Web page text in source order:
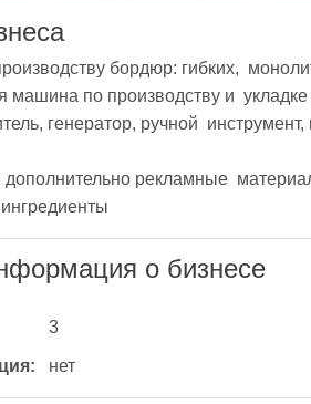
бордюр: гибких,
машина по производству и
генератор, ручной
рекламные
о бизнесе
3
нет